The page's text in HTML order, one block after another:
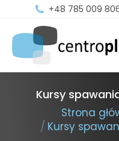
+48 785 009
Kursy
You are here:Strona
Kursy